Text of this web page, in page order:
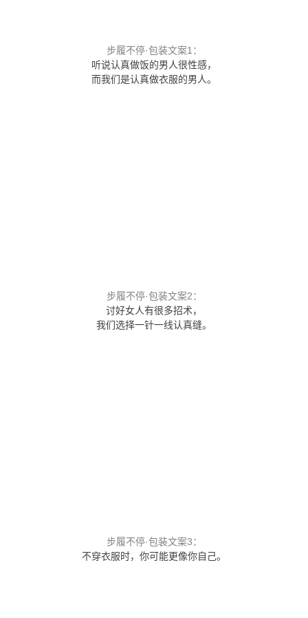
步履不停·包装文案1：
听说认真做饭的男人很性感，
而我们是认真做衣服的男人。
步履不停·包装文案2：
讨好女人有很多招术，
我们选择一针一线认真缝。
步履不停·包装文案3：
不穿衣服时，你可能更像你自己。